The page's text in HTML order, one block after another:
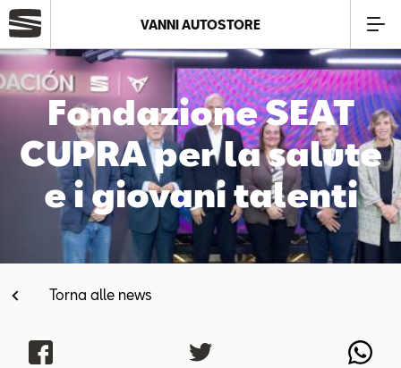
Azienda
Offerte
Service
Business
SEAT Usato Certificato
VANNI AUTOSTORE
Fondazione SEAT
CUPRA per la salute
e i giovani talenti
Torna alle news